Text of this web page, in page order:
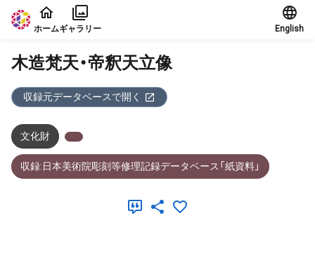
本文に飛ぶ
ホームギャラリー English
木造梵天・帝釈天立像
収録元データベースで開く
文化財
収録:日本美術院彫刻等修理記録データベース「紙資料」